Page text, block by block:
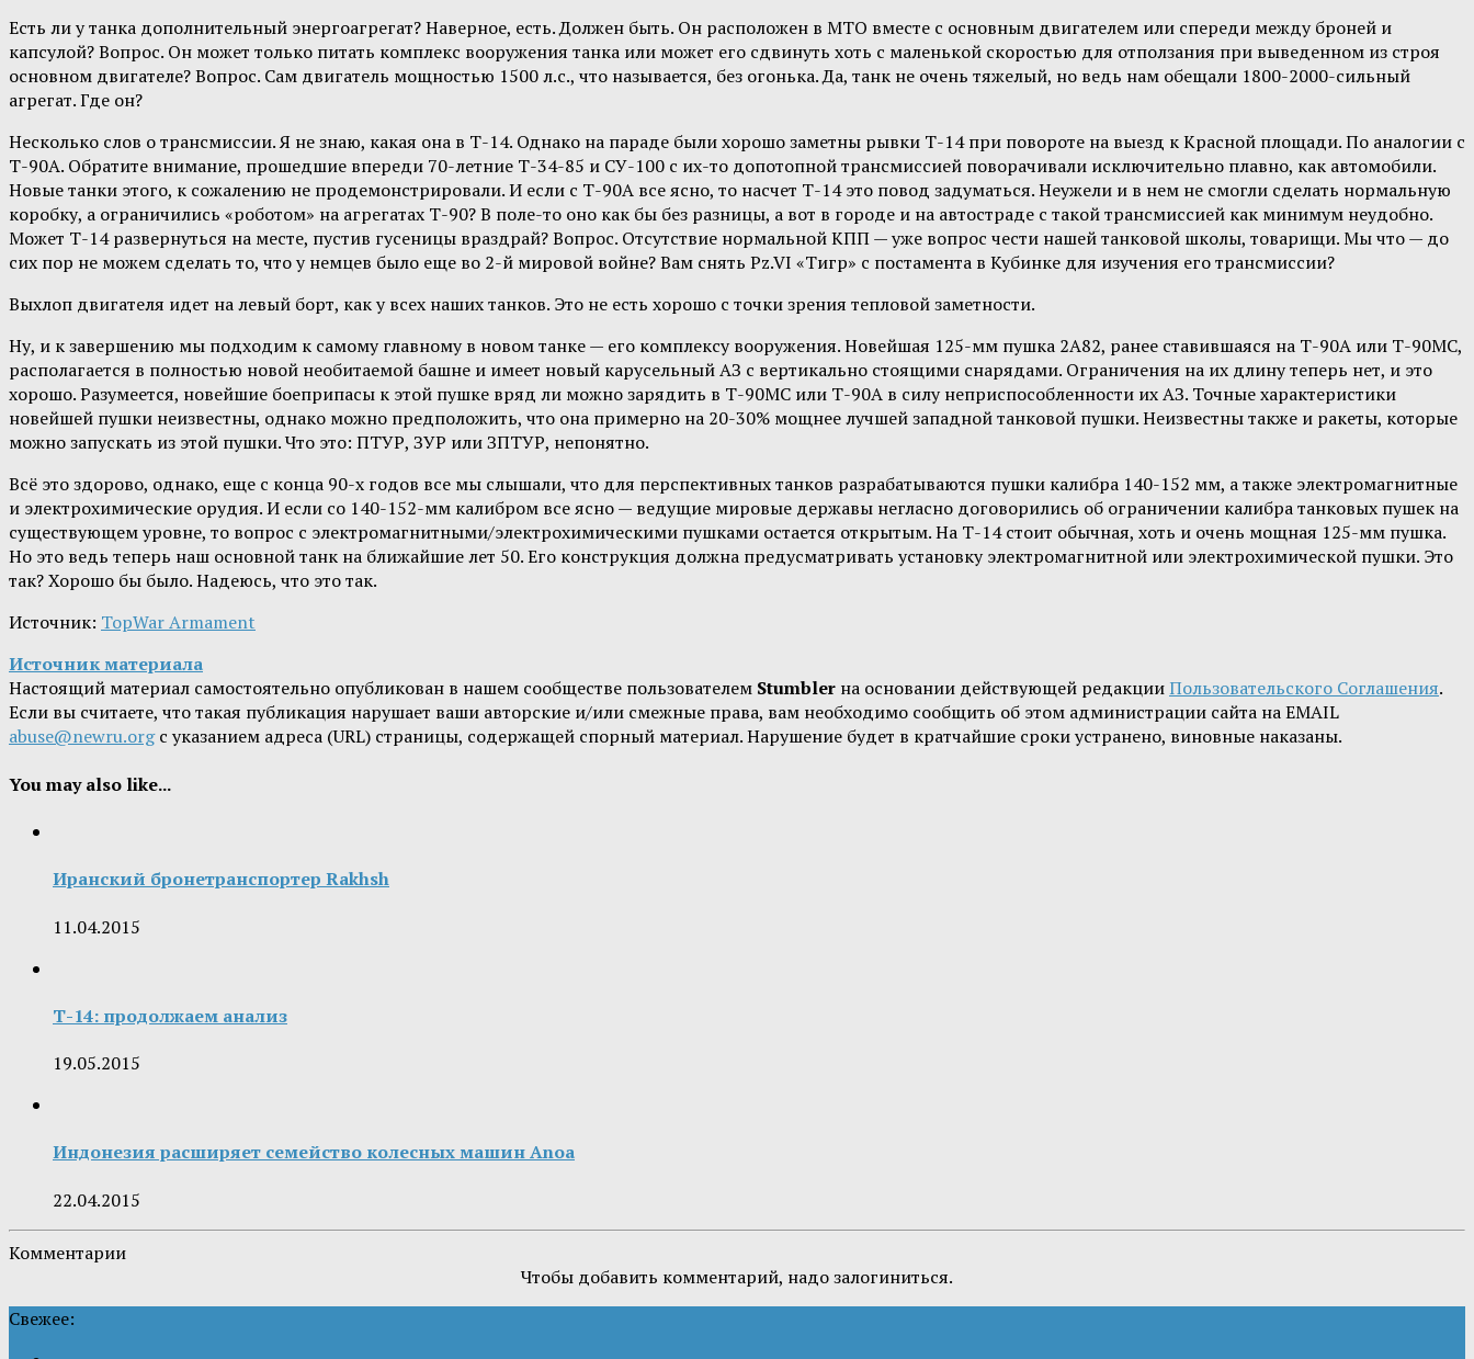
Есть ли у танка дополнительный энергоагрегат? Наверное, есть. Должен быть. Он расположен в МТО вместе с основным двигателем или спереди между броней и
капсулой? Вопрос. Он может только питать комплекс вооружения танка или может его сдвинуть хоть с маленькой скоростью для отползания при выведенном из строя
основном двигателе? Вопрос. Сам двигатель мощностью 1500 л.с., что называется, без огонька. Да, танк не очень тяжелый, но ведь нам обещали 1800-2000-сильный
агрегат. Где он?
Несколько слов о трансмиссии. Я не знаю, какая она в Т-14. Однако на параде были хорошо заметны рывки Т-14 при повороте на выезд к Красной площади. По аналогии с
Т-90А. Обратите внимание, прошедшие впереди 70-летние Т-34-85 и СУ-100 с их-то допотопной трансмиссией поворачивали исключительно плавно, как автомобили.
Новые танки этого, к сожалению не продемонстрировали. И если с Т-90А все ясно, то насчет Т-14 это повод задуматься. Неужели и в нем не смогли сделать нормальную
коробку, а ограничились «роботом» на агрегатах Т-90? В поле-то оно как бы без разницы, а вот в городе и на автостраде с такой трансмиссией как минимум неудобно.
Может Т-14 развернуться на месте, пустив гусеницы враздрай? Вопрос. Отсутствие нормальной КПП — уже вопрос чести нашей танковой школы, товарищи. Мы что — до
сих пор не можем сделать то, что у немцев было еще во 2-й мировой войне? Вам снять Pz.VI «Тигр» с постамента в Кубинке для изучения его трансмиссии?
Выхлоп двигателя идет на левый борт, как у всех наших танков. Это не есть хорошо с точки зрения тепловой заметности.
Ну, и к завершению мы подходим к самому главному в новом танке — его комплексу вооружения. Новейшая 125-мм пушка 2А82, ранее ставившаяся на Т-90А или Т-90МС,
располагается в полностью новой необитаемой башне и имеет новый карусельный АЗ с вертикально стоящими снарядами. Ограничения на их длину теперь нет, и это
хорошо. Разумеется, новейшие боеприпасы к этой пушке вряд ли можно зарядить в Т-90МС или Т-90А в силу неприспособленности их АЗ. Точные характеристики
новейшей пушки неизвестны, однако можно предположить, что она примерно на 20-30% мощнее лучшей западной танковой пушки. Неизвестны также и ракеты, которые
можно запускать из этой пушки. Что это: ПТУР, ЗУР или ЗПТУР, непонятно.
Всё это здорово, однако, еще с конца 90-х годов все мы слышали, что для перспективных танков разрабатываются пушки калибра 140-152 мм, а также электромагнитные
и электрохимические орудия. И если со 140-152-мм калибром все ясно — ведущие мировые державы негласно договорились об ограничении калибра танковых пушек на
существующем уровне, то вопрос с электромагнитными/электрохимическими пушками остается открытым. На Т-14 стоит обычная, хоть и очень мощная 125-мм пушка.
Но это ведь теперь наш основной танк на ближайшие лет 50. Его конструкция должна предусматривать установку электромагнитной или электрохимической пушки. Это
так? Хорошо бы было. Надеюсь, что это так.
Источник: TopWar Armament
Источник материала
Настоящий материал самостоятельно опубликован в нашем сообществе пользователем Stumbler на основании действующей редакцииПользовательского Соглашения.
Если вы считаете, что такая публикация нарушает ваши авторские и/или смежные права, вам необходимо сообщить об этом администрации сайта на EMAIL
abuse@newru.orgс указанием адреса (URL) страницы, содержащей спорный материал. Нарушение будет в кратчайшие сроки устранено, виновные наказаны.
You may also like...
Иранский бронетранспортер Rakhsh
11.04.2015
Т-14: продолжаем анализ
19.05.2015
Индонезия расширяет семейство колесных машин Anoa
22.04.2015
Комментарии
Чтобы добавить комментарий, надо залогиниться.
Свежее: